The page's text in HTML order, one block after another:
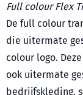
Full colour Flex
De full colour
die uitermate
colour logo.
ook uitermate
bedrijfskleding,